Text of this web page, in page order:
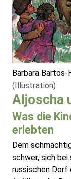
Barbara Bartos-
(Illustration)
Aljoscha
Was die
erlebten
Dem
schwer, sich
russischen Dorf